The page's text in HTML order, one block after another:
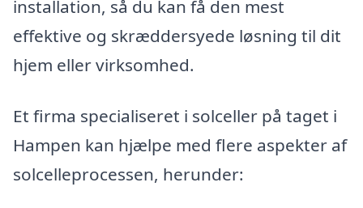
installation, så du kan få den mest
effektive og skræddersyede løsning til dit
hjem eller virksomhed.
Et firma specialiseret i solceller på taget i
Hampen kan hjælpe med flere aspekter af
solcelleprocessen, herunder: